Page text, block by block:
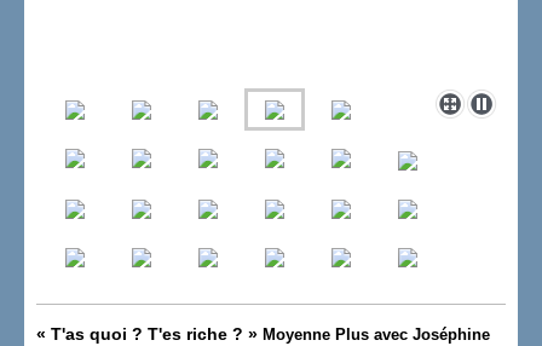
« T'as quoi ? T'es riche ? » Moyenne Plus avec Joséphine